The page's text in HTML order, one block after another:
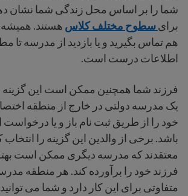
شما را بر اساس محل زندگی شما نشان
برایسطوح مختلف کلاس هستند. همیشه
هم تماس بگیرید و یا بازدید از مدرسه تا
اطلاعات درست است.
فرزند شما همچنین ممکن است این گزینه
یک مدرسه دولتی در خارج از منطقه
خود را از طریق ثبت نام باز و یا درخواست
باشد. برخی از والدین این گزینه را انتخاب
معتقدند که مدرسه دیگری ممکن است
فرزند خود را برآورده کند. هر منطقه
متفاوتی برای این کار دارد و شما می